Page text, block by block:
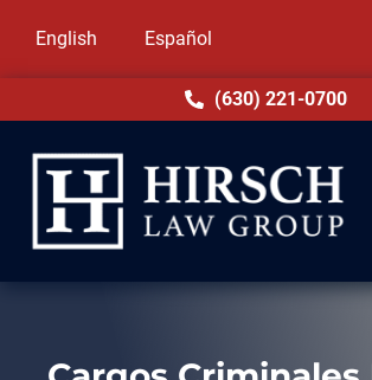
English Español
(630) 221-0700